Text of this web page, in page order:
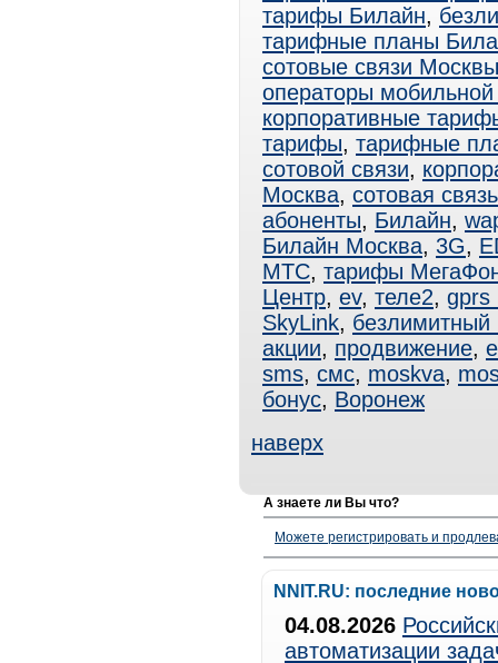
тарифы Билайн,
тарифные планы
сотовые связи Москвы
операторы мобильной
корпоративные
тарифы, тарифные
сотовой связи,
Москва, сотовая
абоненты, Билайн,
Билайн Москва, 3G,
МТС, тарифы
Центр, ev, теле2, gprs
SkyLink, безлимитный
акции, продвижение,
sms, смс, moskva,
бонус, Воронеж
наверх
А знаете ли Вы что?
Можете регистрировать и
NNIT.RU: последние
04.08.2026
автоматизации